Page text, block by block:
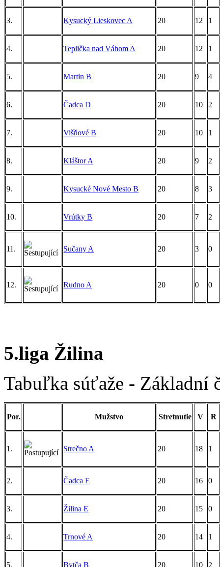
3. Kysucký Lieskovec A 20 12 1
4. Teplička nad Váhom A 20 12 1
5. Martin B 20 9 4
6. Čadca D 20 10 2
7. Višňové B 20 10 1
8. Kláštor A 20 9 2
9. Kysucké Nové Mesto B 20 8 3
10. Vrútky B 20 7 2
11. Sučany A 20 3 0
12. Rudno A 20 0 0
5.liga Žilina
Tabuľka súťaže - Základní
Por. Mužstvo Stretnutie V R
1. Strečno A 20 18 1
2. Čadca E 20 16 0
3. Žilina E 20 15 0
4. Trnové A 20 14 1
5. Bytča B 20 10 2